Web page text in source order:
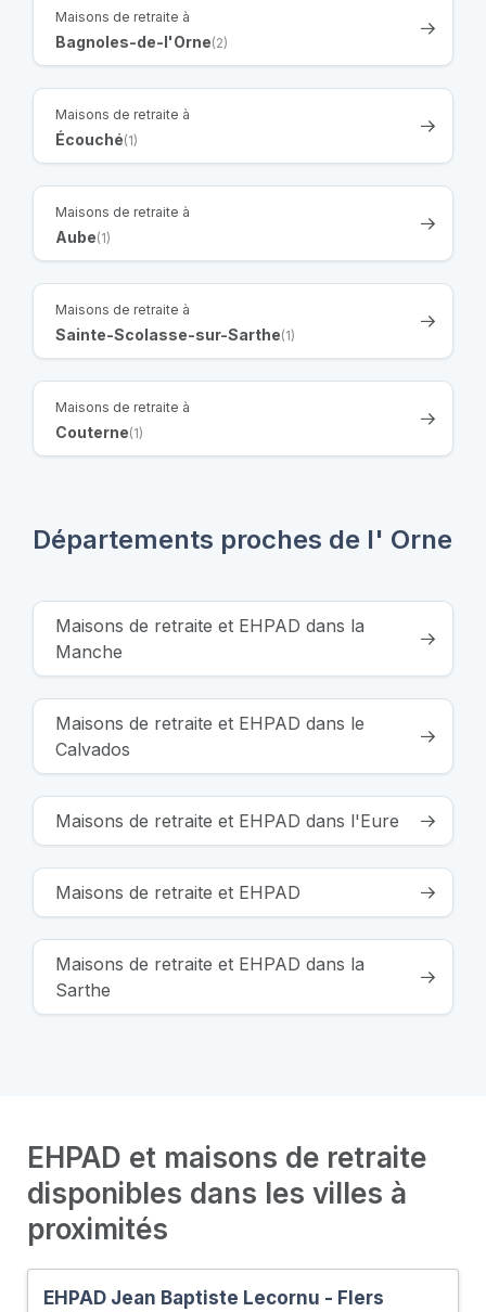
Maisons de retraite à
Bagnoles-de-l'Orne(2)
Maisons de retraite à
Écouché(1)
Maisons de retraite à
Aube(1)
Maisons de retraite à
Sainte-Scolasse-sur-Sarthe(1)
Maisons de retraite à
Couterne(1)
Départements proches de l' Orne
Maisons de retraite et EHPAD dans la
Manche
Maisons de retraite et EHPAD dans le
Calvados
Maisons de retraite et EHPAD dans l'Eure
Maisons de retraite et EHPAD
Maisons de retraite et EHPAD dans la
Sarthe
EHPAD et maisons de retraite
disponibles dans les villes à
proximités
EHPAD Jean Baptiste Lecornu - Flers